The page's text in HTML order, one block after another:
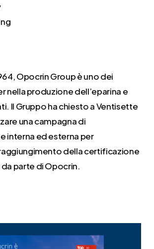
Opocrin Group è uno dei
nella produzione dell’eparina e
Il Gruppo ha chiesto a Ventisette
una campagna di
interna ed esterna per
della certificazione
parte di Opocrin.